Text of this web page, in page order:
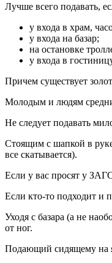
Лучше всего подавать,
у входа в храм,
у входа на базар;
на остановке
у входа в
Причем существует
Молодым и людям
Не следует подавать
Стоящим с шапкой в
все скатывается).
Если у вас просят у
Если кто-то подходит и
Уходя с базара (а не
от ног.
Подающий сидящему на